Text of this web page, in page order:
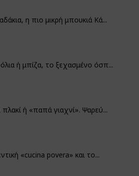
η πιο μικρή μπουκιά Κά...
ή μπίζα, το ξεχασμένο όσπ...
πλακί ή «παπά γιαχνί». Ψαρεύ...
«cucina povera» και το...